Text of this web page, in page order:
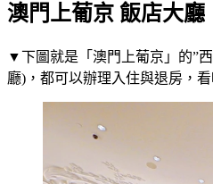
澳門上葡京 飯店大廳
▼下圖就是「澳門上葡京」的”
廳)，都可以辦理入住與退房，